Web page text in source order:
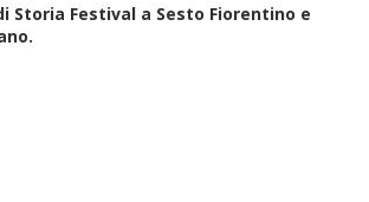
Storia Festival a Sesto Fiorentino e